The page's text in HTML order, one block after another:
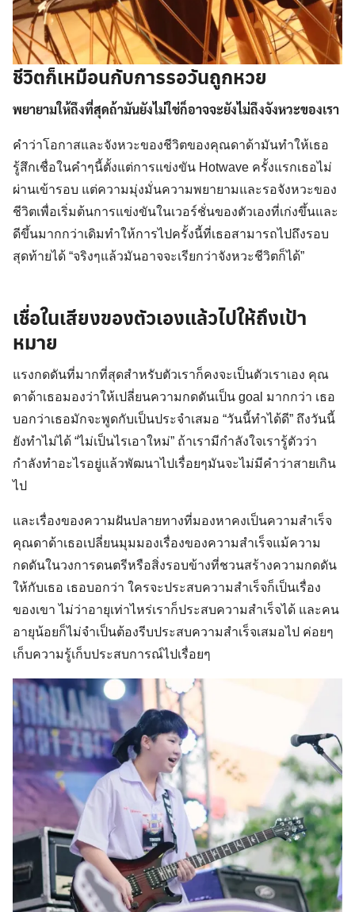
ชีวิตก็เหมือนกับการรอวันถูกหวย
พยายามให้ถึงที่สุดถ้ามันยังไม่ใช่ก็อาจจะยังไม่ถึงจังหวะของเรา
คำว่าโอกาสและจังหวะของชีวิตของคุณดาด้ามันทำให้เธอ
รู้สึกเชื่อในคำๆนี้ตั้งแต่การแข่งขัน Hotwave ครั้งแรกเธอไม่
ผ่านเข้ารอบ แต่ความมุ่งมั่นความพยายามและรอจังหวะของ
ชีวิตเพื่อเริ่มต้นการแข่งขันในเวอร์ชั่นของตัวเองที่เก่งขึ้นและ
ดีขึ้นมากกว่าเดิมทำให้การไปครั้งนี้ที่เธอสามารถไปถึงรอบ
สุดท้ายได้ “จริงๆแล้วมันอาจจะเรียกว่าจังหวะชีวิตก็ได้”
เชื่อในเสียงของตัวเองแล้วไปให้ถึงเป้า
หมาย
แรงกดดันที่มากที่สุดสำหรับตัวเราก็คงจะเป็นตัวเราเอง คุณ
ดาด้าเธอมองว่าให้เปลี่ยนความกดดันเป็น goal มากกว่า เธอ
บอกว่าเธอมักจะพูดกับเป็นประจำเสมอ “วันนี้ทำได้ดี” ถึงวันนี้
ยังทำไม่ได้ “ไม่เป็นไรเอาใหม่” ถ้าเรามีกำลังใจเรารู้ตัวว่า
กำลังทำอะไรอยู่แล้วพัฒนาไปเรื่อยๆมันจะไม่มีคำว่าสายเกิน
ไป
และเรื่องของความฝันปลายทางที่มองหาคงเป็นความสำเร็จ
คุณดาด้าเธอเปลี่ยนมุมมองเรื่องของความสำเร็จแม้ความ
กดดันในวงการดนตรีหรือสิ่งรอบข้างที่ชวนสร้างความกดดัน
ให้กับเธอ เธอบอกว่า ใครจะประสบความสำเร็จก็เป็นเรื่อง
ของเขา ไม่ว่าอายุเท่าไหร่เราก็ประสบความสำเร็จได้ และคน
อายุน้อยก็ไม่จำเป็นต้องรีบประสบความสำเร็จเสมอไป ค่อยๆ
เก็บความรู้เก็บประสบการณ์ไปเรื่อยๆ